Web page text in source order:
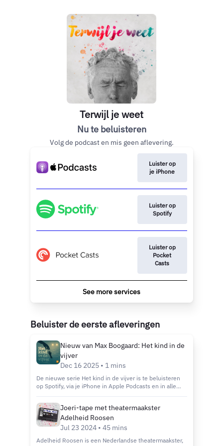
Terwijl je weet
Nu te beluisteren
Volg de podcast en mis geen aflevering.
Luister op
je iPhone
Luister op
Spotify
Luister op
Pocket
Casts
See more services
Beluister de eerste afleveringen
Nieuw van Max Boogaard: Het kind in de
vijver
Dec 16 2025 • 1 mins
De nieuwe serie Het kind in de vijver is te beluisteren
op Spotify, via je iPhone in Apple Podcasts en in alle
Podcasts Alle andere podcast-apps Hosted on Acast.
See acast.com/privacy for more information.
Joeri-tape met theatermaakster
Adelheid Roosen
Jul 23 2024 • 45 mins
Adelheid Roosen is een Nederlandse theatermaakster,